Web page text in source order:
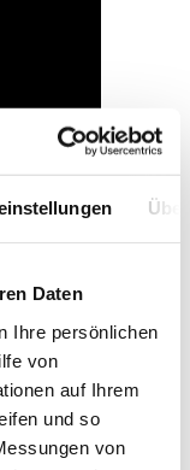
Daten
Ihre persönlichen
von
auf Ihrem
und so
von